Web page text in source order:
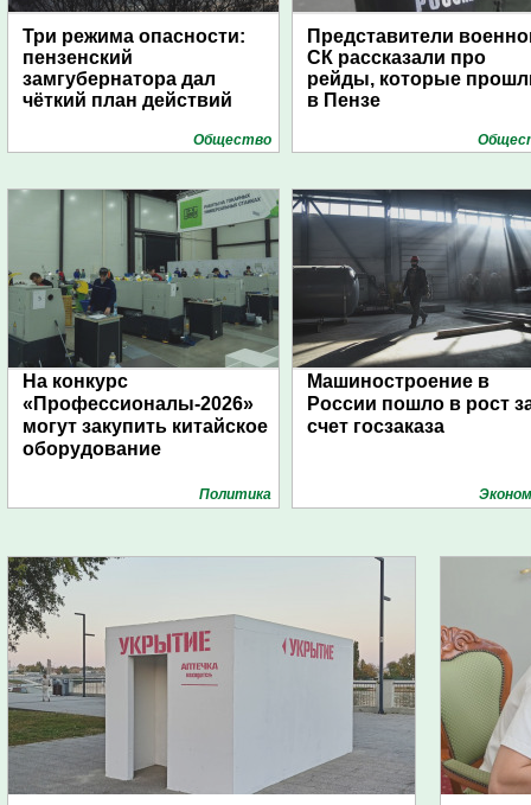
Три режима опасности:
пензенский
замгубернатора дал
чёткий план действий
Общество
Представители
СК рассказали про
рейды, которые
в Пензе
На конкурс
«Профессионалы-2026»
могут закупить китайское
оборудование
Политика
Машиностроение в
России пошло в рост
счет госзаказа